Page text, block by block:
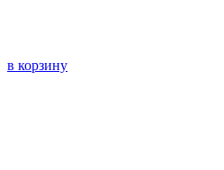
в корзину